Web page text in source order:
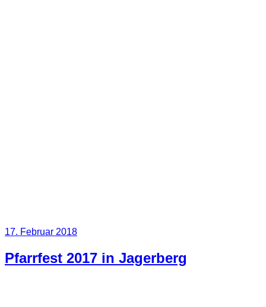
Veröffentlicht
17. Februar 2018
Pfarrfest 2017 in Jagerberg